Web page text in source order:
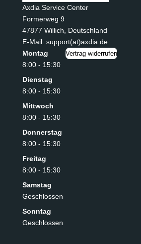
Axdia Service Center
Formerweg 9
47877 Willich
Deutschland
E-Mail: support(at)axdia.de
Montag
8:00 - 15:30
Dienstag
8:00 - 15:30
Mittwoch
8:00 - 15:30
Donnerstag
8:00 - 15:30
Freitag
8:00 - 15:30
Samstag
Geschlossen
Sonntag
Geschlossen
Vertrag widerrufen